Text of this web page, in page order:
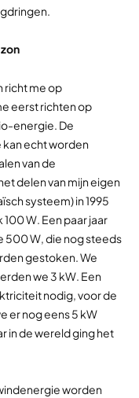
richt me op
eerst richten op
energie. De
echt worden
van de
delen van mijn eigen
systeem) in 1995
W. Een paar jaar
500 W, die nog steeds
gestoken. We
we 3 kW. Een
nodig, voor de
er nog eens 5 kW
in de wereld ging het
worden